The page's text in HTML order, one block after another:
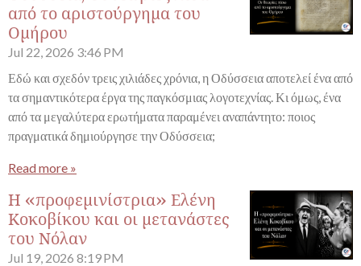
από το αριστούργημα του
Ομήρου
Jul 22, 2026 3:46 PM
Εδώ και σχεδόν τρεις χιλιάδες χρόνια, η Οδύσσεια αποτελεί ένα από
τα σημαντικότερα έργα της παγκόσμιας λογοτεχνίας. Κι όμως, ένα
από τα μεγαλύτερα ερωτήματα παραμένει αναπάντητο: ποιος
πραγματικά δημιούργησε την Οδύσσεια;
Read more »
Η «προφεμινίστρια» Ελένη
Κοκοβίκου και οι μετανάστες
του Νόλαν
Jul 19, 2026 8:19 PM